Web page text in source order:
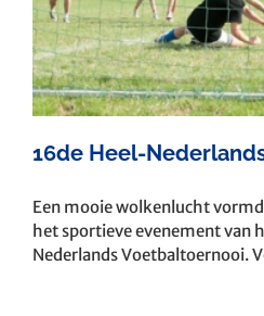
16de Heel-
Een mooie wolkenlucht
het sportieve evenement van
Nederlands Voetbaltoernooi.